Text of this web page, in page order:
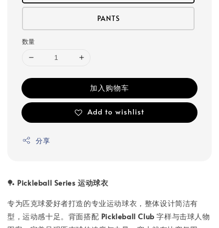
PANTS
数量
加入购物车
Add to wishlist
分享
🏓 Pickleball Series 运动球衣
专为匹克球爱好者打造的专业运动球衣，整体设计简洁有
型，运动感十足。背面搭配 Pickleball Club字样与击球人物